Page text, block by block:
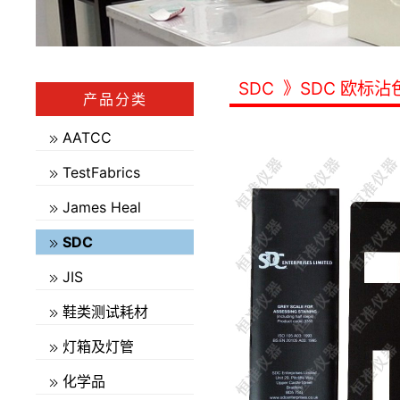
产品分类
AATCC
TestFabrics
James Heal
SDC
JIS
鞋类测试耗材
灯箱及灯管
化学品
SDC 》SDC 欧标沾